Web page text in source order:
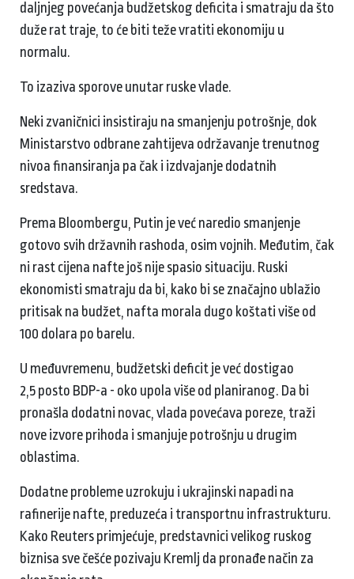
daljnjeg povećanja budžetskog deficita i smatraju da što
duže rat traje, to će biti teže vratiti ekonomiju u
normalu.
To izaziva sporove unutar ruske vlade.
Neki zvaničnici insistiraju na smanjenju potrošnje, dok
Ministarstvo odbrane zahtijeva održavanje trenutnog
nivoa finansiranja pa čak i izdvajanje dodatnih
sredstava.
Prema Bloombergu, Putin je već naredio smanjenje
gotovo svih državnih rashoda, osim vojnih. Međutim, čak
ni rast cijena nafte još nije spasio situaciju. Ruski
ekonomisti smatraju da bi, kako bi se značajno ublažio
pritisak na budžet, nafta morala dugo koštati više od
100 dolara po barelu.
U međuvremenu, budžetski deficit je već dostigao
2,5 posto BDP-a - oko upola više od planiranog. Da bi
pronašla dodatni novac, vlada povećava poreze, traži
nove izvore prihoda i smanjuje potrošnju u drugim
oblastima.
Dodatne probleme uzrokuju i ukrajinski napadi na
rafinerije nafte, preduzeća i transportnu infrastrukturu.
Kako Reuters primjećuje, predstavnici velikog ruskog
biznisa sve češće pozivaju Kremlj da pronađe način za